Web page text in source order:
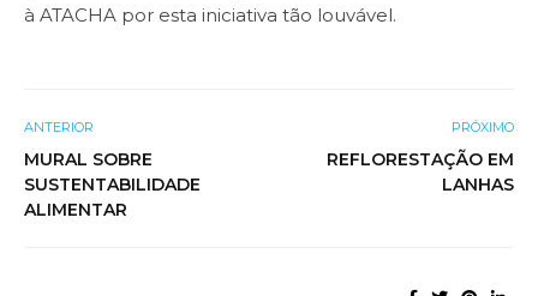
à ATACHA por esta iniciativa tão louvável.
ANTERIOR
MURAL SOBRE
SUSTENTABILIDADE
ALIMENTAR
PRÓXIMO
REFLORESTAÇÃO EM
LANHAS